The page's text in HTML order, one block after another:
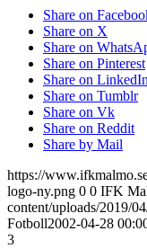
Share on
Share on X
Share on
Share on Pinterest
Share on LinkedIn
Share on Tumblr
Share on Vk
Share on Reddit
Share by Mail
https://
logo-ny.png 0 0 IFK
content/uploads/2019/
Fotboll2002-04-28
3